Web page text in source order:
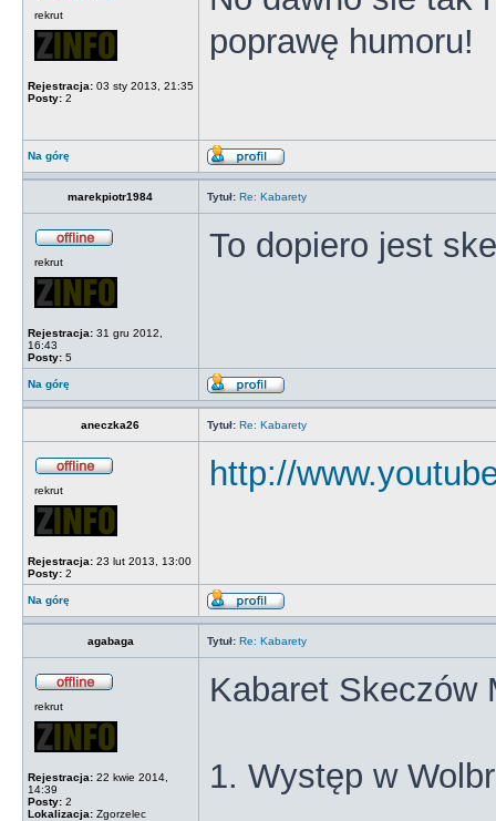
rekrut
Rejestracja: 03 sty 2013, 21:35
Posty: 2
poprawę humoru!
Na górę
marekpiotr1984 Tytuł: Re: Kabarety
rekrut
Rejestracja: 31 gru 2012,
16:43
Posty: 5
To dopiero jest
Na górę
aneczka26 Tytuł: Re: Kabarety
rekrut
Rejestracja: 23 lut 2013, 13:00
Posty: 2
http://
Na górę
agabaga Tytuł: Re: Kabarety
rekrut
Rejestracja: 22 kwie 2014,
14:39
Posty: 2
Lokalizacja: Zgorzelec
Kabaret Skeczów
1. Występ w